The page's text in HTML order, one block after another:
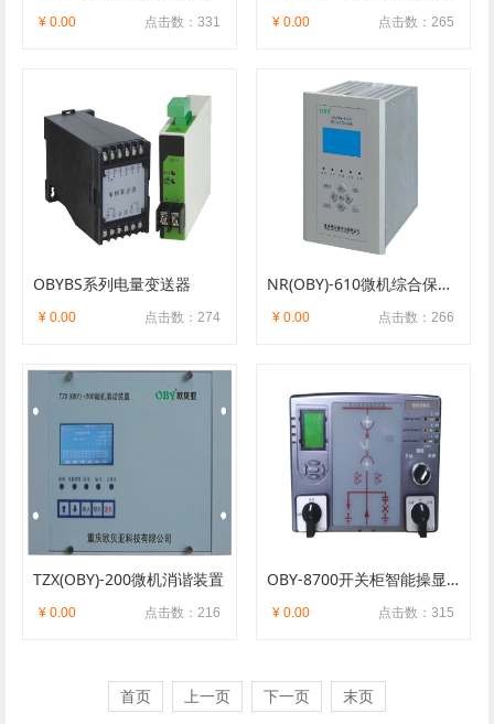
点击数：331
¥ 0.00 点击数：265
¥ 0.00
OBYBS系列电量变送器
点击数：274
¥ 0.00
NR(OBY)-610微机综合保护装置
点击数：266
¥ 0.00
TZX(OBY)-200微机消谐装置
点击数：216
¥ 0.00
OBY-8700开关柜智能操显装置
点击数：315
¥ 0.00
首页 上一页 下一页 末页